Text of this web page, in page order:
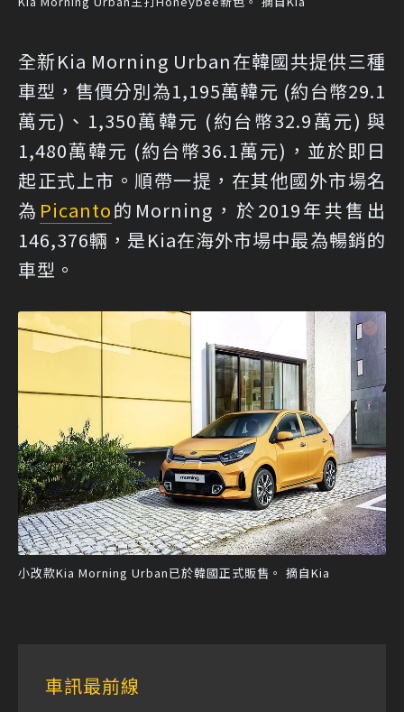
全新Kia Morning Urban在韓國共提供三種
車型，售價分別為1,195萬韓元 (約台幣29.1
萬元)、1,350萬韓元 (約台幣32.9萬元) 與
1,480萬韓元 (約台幣36.1萬元)，並於即日
起正式上市。順帶一提，在其他國外市場名
為 Picanto的Morning，於2019年共售出
146,376輛，是Kia在海外市場中最為暢銷的
車型。
小改款Kia Morning Urban已於韓國正式販售。 摘自Kia
車訊最前線